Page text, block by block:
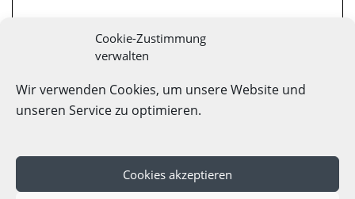
Cookie-Zustimmung
verwalten
Wir verwenden Cookies, um unsere Website und
unseren Service zu optimieren.
Cookies akzeptieren
Sauschwänzlebahn
Blumberg, Schwarzwald
Details ab48,00 € p.P.